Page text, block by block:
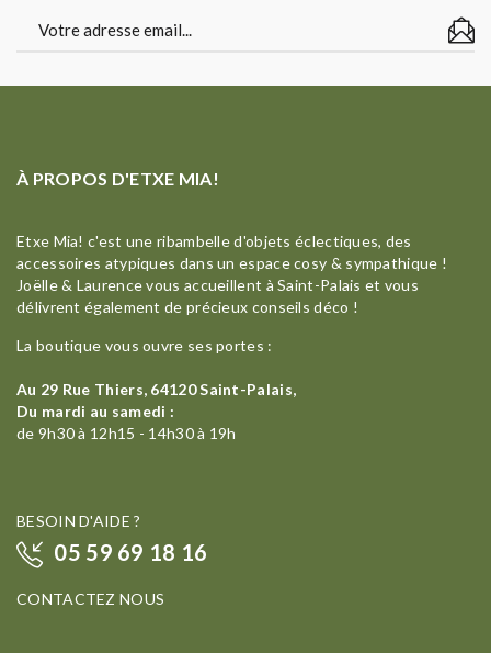
À PROPOS D'ETXE MIA!
Etxe Mia! c'est une ribambelle d'objets éclectiques, des
accessoires atypiques dans un espace cosy & sympathique !
Joëlle & Laurence vous accueillent à Saint-Palais et vous
délivrent également de précieux conseils déco !
La boutique vous ouvre ses portes :
Au 29 Rue Thiers, 64120 Saint-Palais,
Du mardi au samedi :
de 9h30 à 12h15 - 14h30 à 19h
BESOIN D'AIDE ?
05 59 69 18 16
CONTACTEZ NOUS